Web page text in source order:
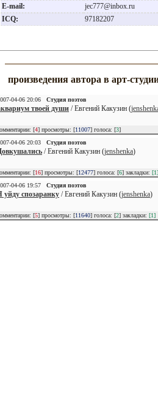
E-mail:
jec777@inbox.ru
ICQ:
97182207
произведения автора в арт-
04-06 20:06 Студия поэтов
твоей души / Евгений Какузин (
[4] просмотры: [11007] голоса: [3]
04-06 20:03
Студия поэтов
/ Евгений Какузин (jenshenka)
[16] просмотры: [12477] голоса: [6] закладки: [1]
04-06 19:57
Студия поэтов
уйду спозаранку / Евгений Какузин (jenshenka)
[5] просмотры: [11640] голоса: [2] закладки: [1]